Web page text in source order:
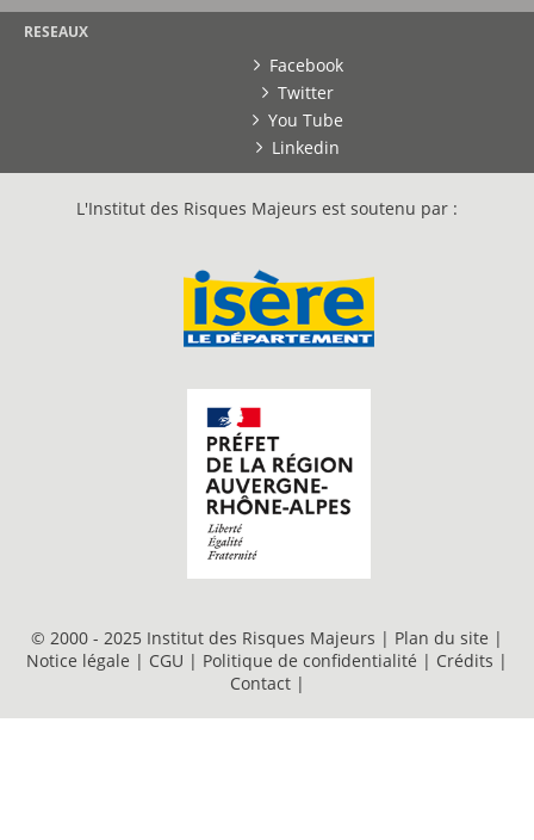
RESEAUX
Facebook
Twitter
You Tube
Linkedin
L'Institut des Risques Majeurs est soutenu par :
© 2000 - 2025 Institut des Risques Majeurs | Plan du site |
Notice légale | CGU | Politique de confidentialité | Crédits |
Contact |